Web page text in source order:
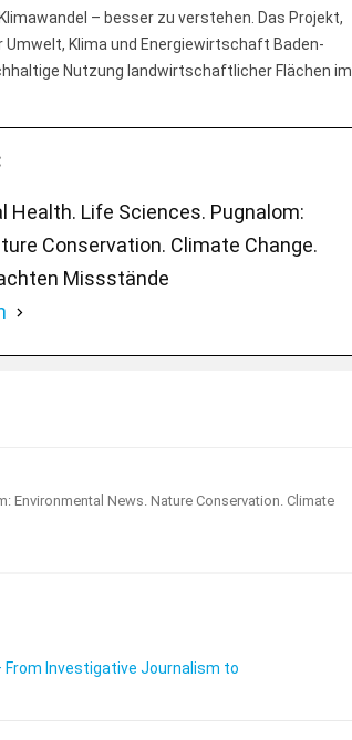
– besser zu verstehen. Das Projekt,
Klima und Energiewirtschaft Baden-
Nutzung landwirtschaftlicher Flächen im
Health. Life Sciences. Pugnalom:
Conservation. Climate Change.
Missstände
Environmental News. Nature Conservation. Climate
From Investigative Journalism to